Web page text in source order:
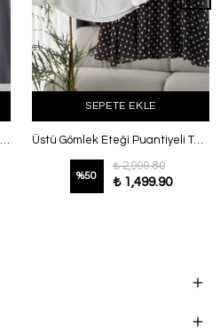
Fermuarlı Çift Cepli Etekli Dabıl Takım Antrasit
SEPETE EKLE
Üstü Gömlek Eteği Puantiyeli Takım Kahve Ekru
%50
₺ 2,999.80
₺ 1,499.90